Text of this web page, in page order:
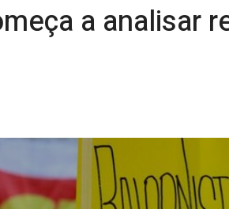
a analisar